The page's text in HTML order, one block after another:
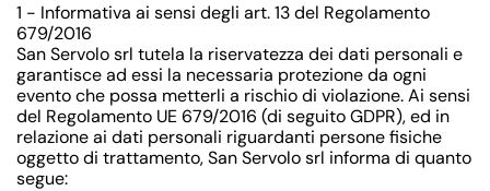
1 - Informativa ai sensi degli art. 13 del Regolamento
679/2016
San Servolo srl tutela la riservatezza dei dati personali e
garantisce ad essi la necessaria protezione da ogni
evento che possa metterli a rischio di violazione. Ai sensi
del Regolamento UE 679/2016 (di seguito GDPR), ed in
relazione ai dati personali riguardanti persone fisiche
oggetto di trattamento, San Servolo srl informa di quanto
segue: